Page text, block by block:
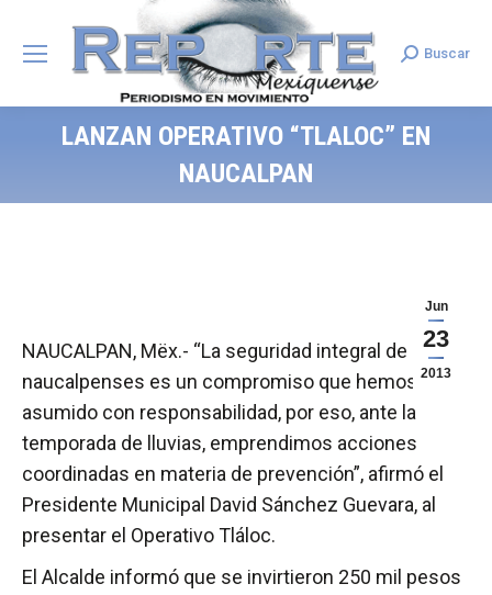
Search:
Buscar
LANZAN OPERATIVO “TLALOC” EN
NAUCALPAN
Jun
23
2013
NAUCALPAN, Mëx.- “La seguridad integral de los
naucalpenses es un compromiso que hemos
asumido con responsabilidad, por eso, ante la
temporada de lluvias, emprendimos acciones
coordinadas en materia de prevención”, afirmó el
Presidente Municipal David Sánchez Guevara, al
presentar el Operativo Tláloc.
El Alcalde informó que se invirtieron 250 mil pesos